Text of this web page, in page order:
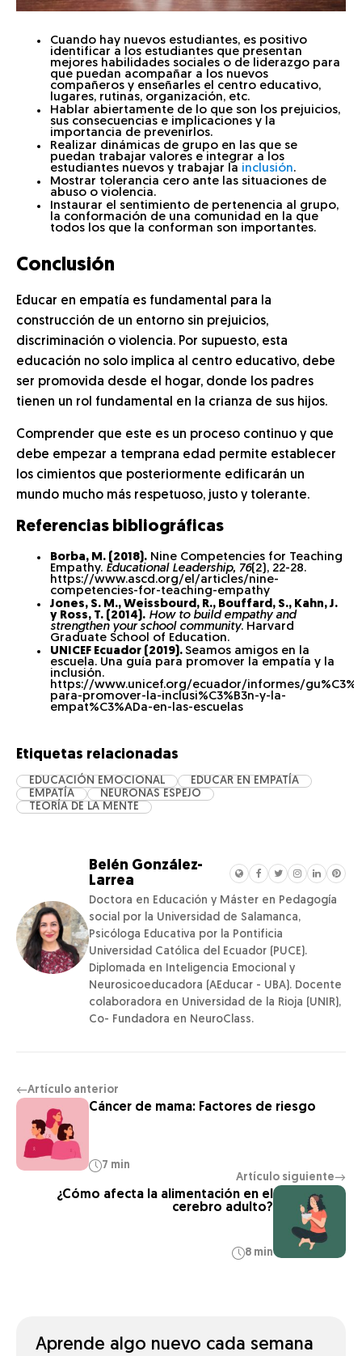
Cuando hay nuevos estudiantes, es positivo
identificar a los estudiantes que presentan
mejores habilidades sociales o de liderazgo para
que puedan acompañar a los nuevos
compañeros y enseñarles el centro educativo,
lugares, rutinas, organización, etc.
Hablar abiertamente de lo que son los prejuicios,
sus consecuencias e implicaciones y la
importancia de prevenirlos.
Realizar dinámicas de grupo en las que se
puedan trabajar valores e integrar a los
estudiantes nuevos y trabajar la inclusión.
Mostrar tolerancia cero ante las situaciones de
abuso o violencia.
Instaurar el sentimiento de pertenencia al grupo,
la conformación de una comunidad en la que
todos los que la conforman son importantes.
Conclusión
Educar en empatía es fundamental para la
construcción de un entorno sin prejuicios,
discriminación o violencia. Por supuesto, esta
educación no solo implica al centro educativo, debe
ser promovida desde el hogar, donde los padres
tienen un rol fundamental en la crianza de sus hijos.
Comprender que este es un proceso continuo y que
debe empezar a temprana edad permite establecer
los cimientos que posteriormente edificarán un
mundo mucho más respetuoso, justo y tolerante.
Referencias bibliográficas
Borba, M. (2018). Nine Competencies for Teaching
Empathy. Educational Leadership, 76(2), 22-28.
https://www.ascd.org/el/articles/nine-
competencies-for-teaching-empathy
Jones, S. M., Weissbourd, R., Bouffard, S., Kahn, J.
y Ross, T. (2014). How to build empathy and
strengthen your school community. Harvard
Graduate School of Education.
UNICEF Ecuador (2019). Seamos amigos en la
escuela. Una guía para promover la empatía y la
inclusión.
https://www.unicef.org/ecuador/informes/
para-promover-la-inclusi%C3%B3n-y-la-
empat%C3%ADa-en-las-escuelas
Etiquetas relacionadas
EDUCACIÓN EMOCIONAL
EDUCAR EN EMPATÍA
EMPATÍA
NEURONAS ESPEJO
TEORÍA DE LA MENTE
Belén González-
Larrea
Doctora en Educación y Máster en Pedagogía
social por la Universidad de Salamanca,
Psicóloga Educativa por la Pontificia
Universidad Católica del Ecuador (PUCE).
Diplomada en Inteligencia Emocional y
Neurosicoeducadora (AEducar - UBA). Docente
colaboradora en Universidad de la Rioja (UNIR),
Co- Fundadora en NeuroClass.
←Artículo anterior
Cáncer de mama: Factores de riesgo
7 min
Artículo siguiente→
¿Cómo afecta la alimentación en el
cerebro adulto?
8 min
Aprende algo nuevo cada semana